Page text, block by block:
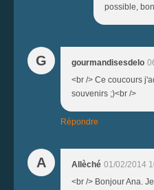
possible,
G gourmandisesdelo
<br /> Ce coucours
souvenirs ;)<br />
Répondre
A Allèché 01/02/2014
<br /> Bonjour Ana.